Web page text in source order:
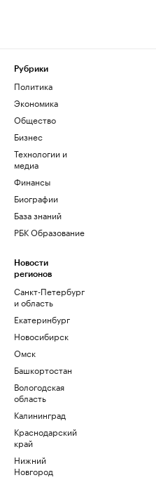
Рубрики
Политика
Экономика
Общество
Бизнес
Технологии и
медиа
Финансы
Биографии
База знаний
РБК Образование
Новости
регионов
Санкт-Петербург
и область
Екатеринбург
Новосибирск
Омск
Башкортостан
Вологодская
область
Калининград
Краснодарский
край
Нижний
Новгород